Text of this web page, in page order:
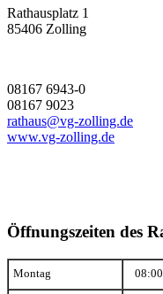
Rathausplatz 1
85406 Zolling
08167 6943-0
08167 9023
rathaus@vg-zolling.de
www.vg-zolling.de
Öffnungszeiten des
Montag